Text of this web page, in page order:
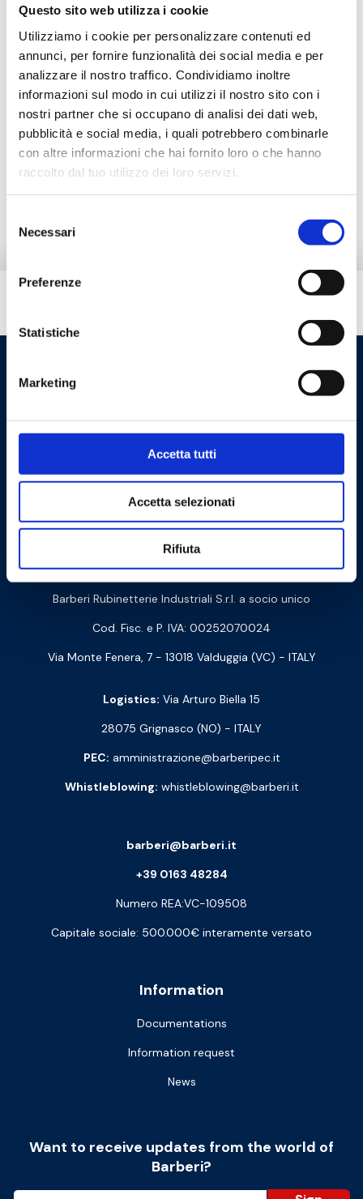
Questo sito web utilizza i cookie
Utilizziamo i cookie per personalizzare contenuti ed
annunci, per fornire funzionalità dei social media e per
analizzare il nostro traffico. Condividiamo inoltre
informazioni sul modo in cui utilizzi il nostro sito con i
nostri partner che si occupano di analisi dei dati web,
pubblicità e social media, i quali potrebbero combinarle
con altre informazioni che hai fornito loro o che hanno
raccolto dal tuo utilizzo dei loro servizi.
delNecessari
Preferenze
Statistiche
Marketing
Accetta tutti
Accetta selezionati
Rifiuta
Description
Documentation
Alternative products
Cookie Policy Privacy Policy
Contact us
Barberi Rubinetterie Industriali S.r.l. a socio unico
Cod. Fisc. e P. IVA: 00252070024
Via Monte Fenera, 7 - 13018 Valduggia (VC) - ITALY
Logistics: Via Arturo Biella 15
28075 Grignasco (NO) - ITALY
PEC: amministrazione@barberipec.it
Whistleblowing: whistleblowing@barberi.it
Information
Documentations
Information request
News
barberi@barberi.it
+39 0163 48284
Numero REA:VC-109508
Capitale sociale: 500.000€ interamente versato
Want to receive updates from the world of
Barberi?